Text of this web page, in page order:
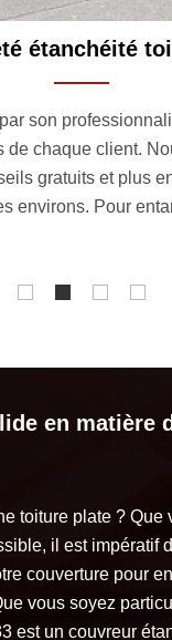
étanchéité
son
chaque client.
gratuits et plus
environs. Pour
en matière
toiture plate ?
il est impératif
couverture pour
vous soyez
est un couvreur